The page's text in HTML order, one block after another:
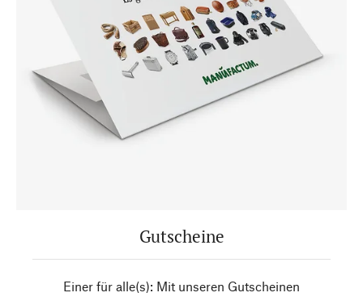
Gutscheine
Einer für alle(s): Mit unseren Gutscheinen